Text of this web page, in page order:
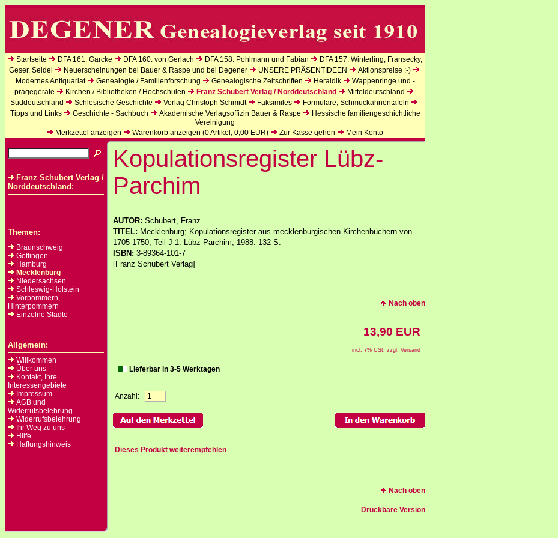
Startseite DFA 161: Garcke DFA 160: von Gerlach DFA 158: Pohlmann und Fabian
DFA 157: Winterling, Fransecky,
Geser, Seidel
Neuerscheinungen bei Bauer & Raspe und bei Degener UNSERE PRÄSENTIDEEN
Aktionspreise :-)
Modernes Antiquariat
Genealogie / Familienforschung Genealogische Zeitschriften Heraldik
Wappenringe und -
prägegeräte
Kirchen / Bibliotheken / Hochschulen Franz Schubert Verlag / Norddeutschland
Mitteldeutschland
Süddeutschland
Schlesische Geschichte Verlag Christoph Schmidt Faksimiles
Formulare, Schmuckahnentafeln
Tipps und Links
Geschichte - Sachbuch Akademische Verlagsoffizin Bauer & Raspe
Hessische familiengeschichtliche
Vereinigung
Merkzettel anzeigen
Warenkorb anzeigen (0Artikel, 0,00 EUR) Zur Kasse gehen Mein Konto
Franz Schubert Verlag /
Norddeutschland:
Themen:
Braunschweig
Göttingen
Hamburg
Mecklenburg
Niedersachsen
Schleswig-Holstein
Vorpommern,
Hinterpommern
Einzelne Städte
Allgemein:
Willkommen
Über uns
Kontakt, Ihre
Interessengebiete
Impressum
AGB und
Widerrufsbelehrung
Widerrufsbelehrung
Ihr Weg zu uns
Hilfe
Haftungshinweis
Kopulationsregister Lübz-
Parchim
AUTOR: Schubert, Franz
TITEL: Mecklenburg; Kopulationsregister aus mecklenburgischen Kirchenbüchern von
1705-1750; Teil J 1: Lübz-Parchim; 1988. 132 S.
ISBN: 3-89364-101-7
[Franz Schubert Verlag]
Nach oben
13,90 EUR
incl. 7% USt. zzgl. Versand
Lieferbar in 3-5 Werktagen
Anzahl:
Dieses Produkt weiterempfehlen
Nach oben
Druckbare Version